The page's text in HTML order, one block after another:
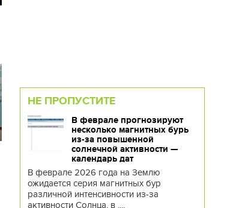
НЕ ПРОПУСТИТЕ
В феврале прогнозируют
несколько магнитных бурь
из-за повышенной
солнечной активности —
календарь дат
В феврале 2026 года на Землю
ожидается серия магнитных бур
различной интенсивности из-за
активности Солнца, в ....